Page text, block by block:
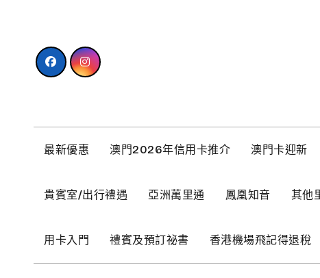
最新優惠 澳門2026年信用卡推介 澳門卡迎新
貴賓室/出行禮遇 亞洲萬里通 鳳凰知音 其他
用卡入門 禮賓及預訂祕書 香港機場飛記得退稅